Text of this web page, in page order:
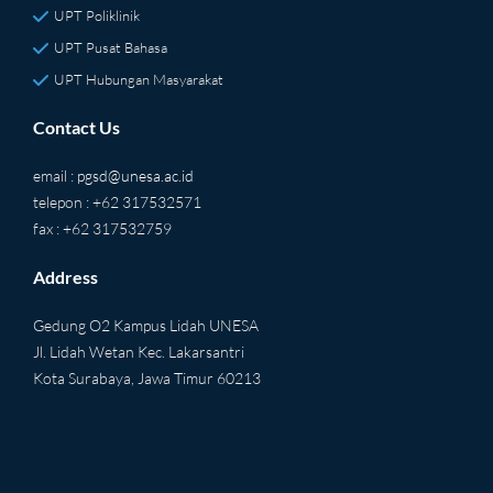
UPT Poliklinik
UPT Pusat Bahasa
UPT Hubungan Masyarakat
Contact Us
email : pgsd@unesa.ac.id
telepon : +62 317532571
fax : +62 317532759
Address
Gedung O2 Kampus Lidah UNESA
Jl. Lidah Wetan Kec. Lakarsantri
Kota Surabaya, Jawa Timur 60213